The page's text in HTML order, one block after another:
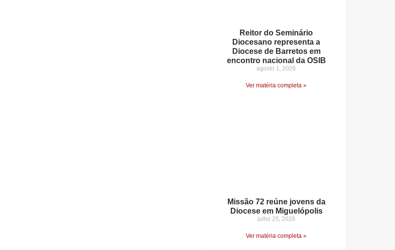
Reitor do Seminário
Diocesano representa a
Diocese de Barretos em
encontro nacional da OSIB
agosto 1, 2026
Ver matéria completa »
Missão 72 reúne jovens da
Diocese em Miguelópolis
julho 25, 2026
Ver matéria completa »